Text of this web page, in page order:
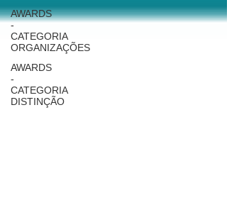
AWARDS
-
CATEGORIA
ORGANIZAÇÕES
AWARDS
-
CATEGORIA
DISTINÇÃO